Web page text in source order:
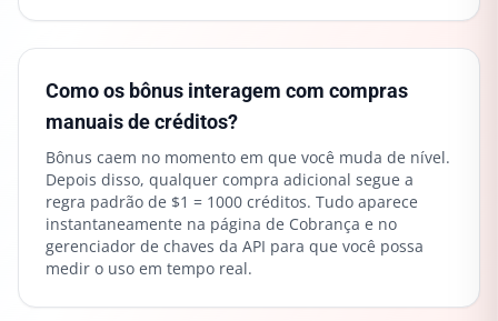
Como os bônus interagem com compras
manuais de créditos?
Bônus caem no momento em que você muda de nível.
Depois disso, qualquer compra adicional segue a
regra padrão de $1 = 1000 créditos. Tudo aparece
instantaneamente na página de Cobrança e no
gerenciador de chaves da API para que você possa
medir o uso em tempo real.